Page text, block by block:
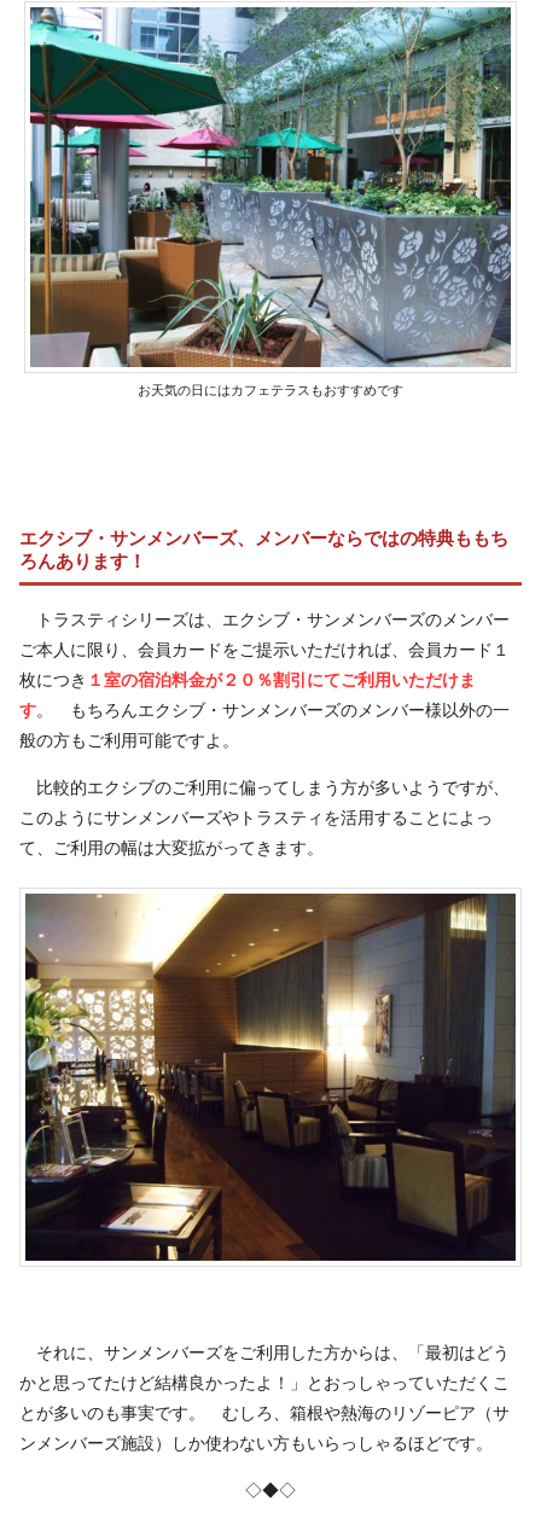
お天気の日にはカフェテラスもおすすめです
エクシブ・サンメンバーズ、メンバーならではの特典ももち
ろんあります！
トラスティシリーズは、エクシブ・サンメンバーズのメンバー
ご本人に限り、会員カードをご提示いただければ、会員カード１
枚につき １室の宿泊料金が２０％割引にてご利用いただけま
す。 もちろんエクシブ・サンメンバーズのメンバー様以外の一
般の方もご利用可能ですよ。
比較的エクシブのご利用に偏ってしまう方が多いようですが、
このようにサンメンバーズやトラスティを活用することによっ
て、ご利用の幅は大変拡がってきます。
それに、サンメンバーズをご利用した方からは、「最初はどう
かと思ってたけど結構良かったよ！」とおっしゃっていただくこ
とが多いのも事実です。 むしろ、箱根や熱海のリゾーピア（サ
ンメンバーズ施設）しか使わない方もいらっしゃるほどです。
◇◆◇